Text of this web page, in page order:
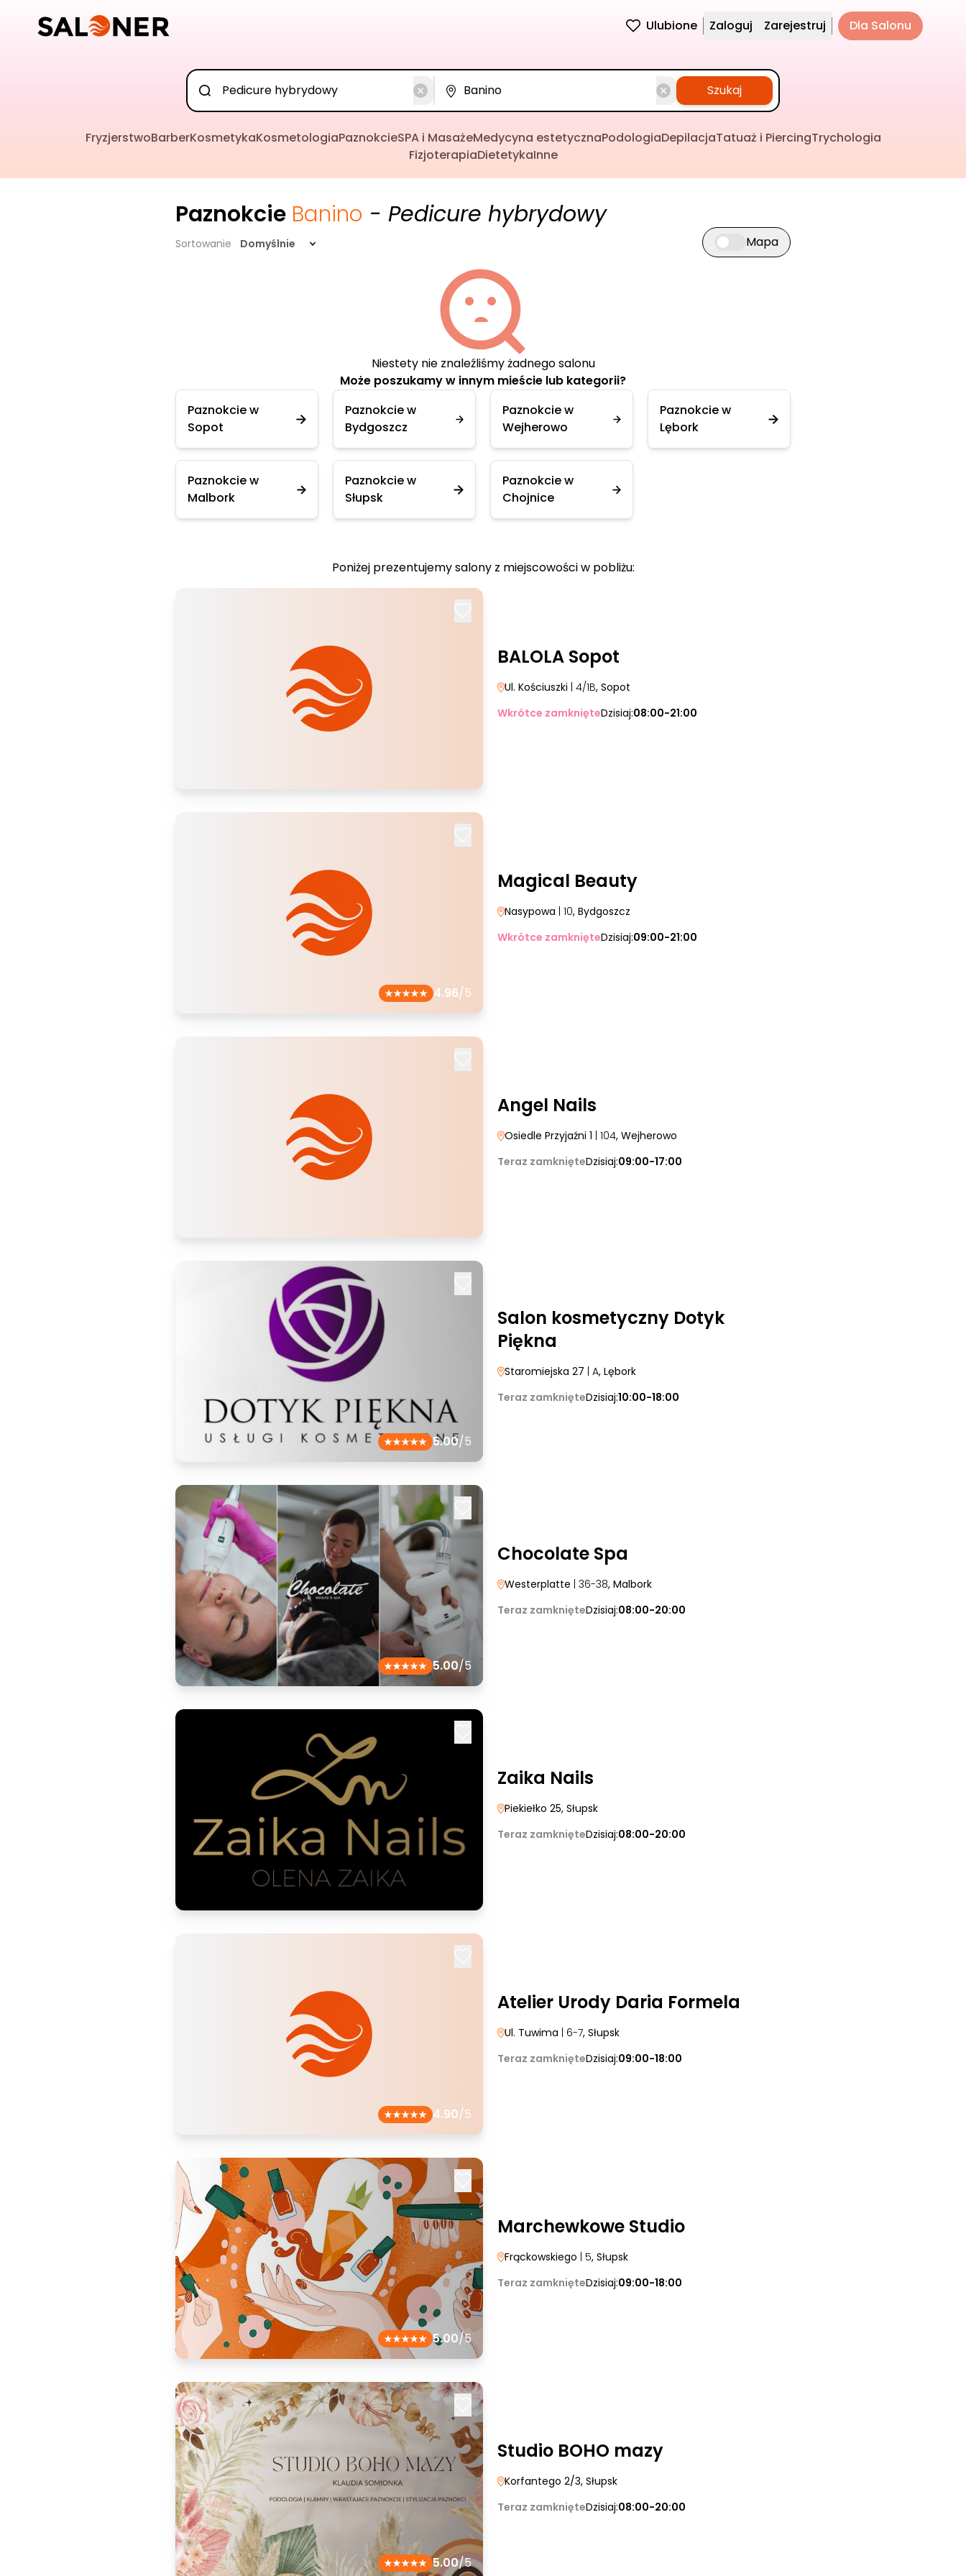
Ulubione Zaloguj Zarejestruj Dla Salonu
Szukaj
FryzjerstwoBarberKosmetykaKosmetologiaPaznokcieSPA i MasażeMedycyna estetycznaPodologiaDepilacjaTatuaż i PiercingTrychologia
FizjoterapiaDietetykaInne
Paznokcie Banino - Pedicure hybrydowy
Sortowanie Domyślnie Przełącz widok mapy
Mapa
Niestety nie znaleźliśmy żadnego salonu
Może poszukamy w innym mieście lub kategorii?
Paznokcie w
Sopot
Paznokcie w
Bydgoszcz
Paznokcie w
Wejherowo
Paznokcie w
Lębork
Paznokcie w
Malbork
Paznokcie w
Słupsk
Paznokcie w
Chojnice
Poniżej prezentujemy salony z miejscowości w pobliżu:
BALOLA Sopot
Ul. Kościuszki | 4/1B, Sopot
Wkrótce zamknięteDzisiaj:08:00-21:00
4.96/5
Magical Beauty
Nasypowa | 10, Bydgoszcz
Wkrótce zamknięteDzisiaj:09:00-21:00
Angel Nails
Osiedle Przyjaźni 1 | 104, Wejherowo
Teraz zamknięteDzisiaj:09:00-17:00
5.00/5
Salon kosmetyczny Dotyk
Piękna
Staromiejska 27 | A, Lębork
Teraz zamknięteDzisiaj:10:00-18:00
5.00/5
Chocolate Spa
Westerplatte | 36-38, Malbork
Teraz zamknięteDzisiaj:08:00-20:00
Zaika Nails
Piekiełko 25, Słupsk
Teraz zamknięteDzisiaj:08:00-20:00
4.90/5
Atelier Urody Daria Formela
Ul. Tuwima | 6-7, Słupsk
Teraz zamknięteDzisiaj:09:00-18:00
5.00/5
Marchewkowe Studio
Frąckowskiego | 5, Słupsk
Teraz zamknięteDzisiaj:09:00-18:00
5.00/5
Studio BOHO mazy
Korfantego 2/3, Słupsk
Teraz zamknięteDzisiaj:08:00-20:00